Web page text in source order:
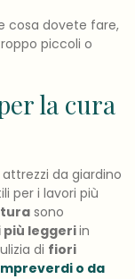
cosa dovete fare,
piccoli o
la cura
da giardino
per i lavori più
sono
leggeriin
di fiori
o da